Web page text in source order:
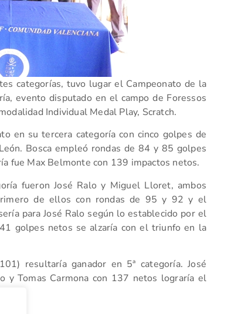
categorías, tuvo lugar el Campeonato de la
evento disputado en el campo de Foressos
Individual Medal Play, Scratch.
en su tercera categoría con cinco golpes de
Bosca empleó rondas de 84 y 85 golpes
fue Max Belmonte con 139 impactos netos.
fueron José Ralo y Miguel Lloret, ambos
de ellos con rondas de 95 y 92 y el
para José Ralo según lo establecido por el
golpes netos se alzaría con el triunfo en la
resultaría ganador en 5ª categoría. José
y Tomas Carmona con 137 netos lograría el